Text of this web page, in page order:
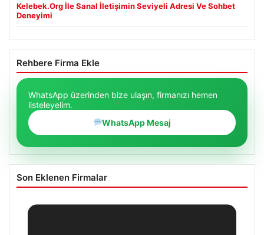
Kelebek.Org İle Sanal İletişimin Seviyeli Adresi Ve Sohbet
Deneyimi
Rehbere Firma Ekle
WhatsApp üzerinden bize ulaşın, firmanızı hemen
listeleyelim.
WhatsApp Mesaj
Son Eklenen Firmalar